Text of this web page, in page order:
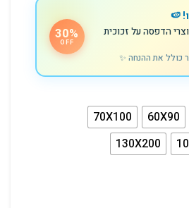
🍉
הדפסה על זכוכית
כולל את ההנחה ✨
30%
OFF
60X90
70X100
130X200